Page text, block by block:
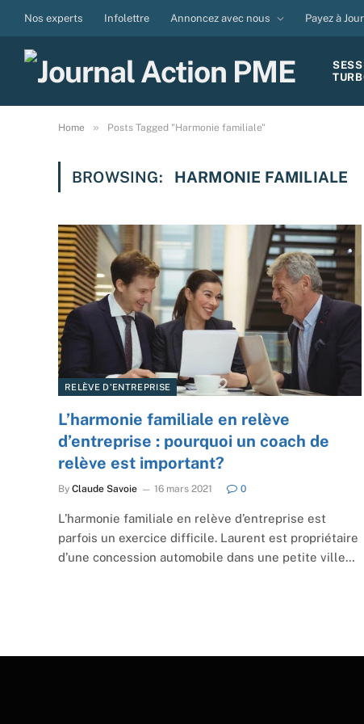
Nos experts Infolettre Annoncez avec nous Payez à
Home » Posts Tagged "Harmonie familiale"
BROWSING: HARMONIE FAMILIALE
RELÈVE D'ENTREPRISE
L’harmonie familiale en relève
d’entreprise : pourquoi un coach de
relève est important?
By Claude Savoie 16 mars 2021 0
L’harmonie familiale en relève d’entreprise est
parfois un exercice difficile. Laurent est propriétaire
d’une concession automobile dans une petite ville…